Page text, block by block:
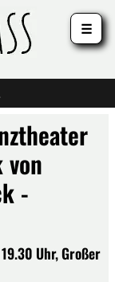
von
-
Uhr, Großer
☰